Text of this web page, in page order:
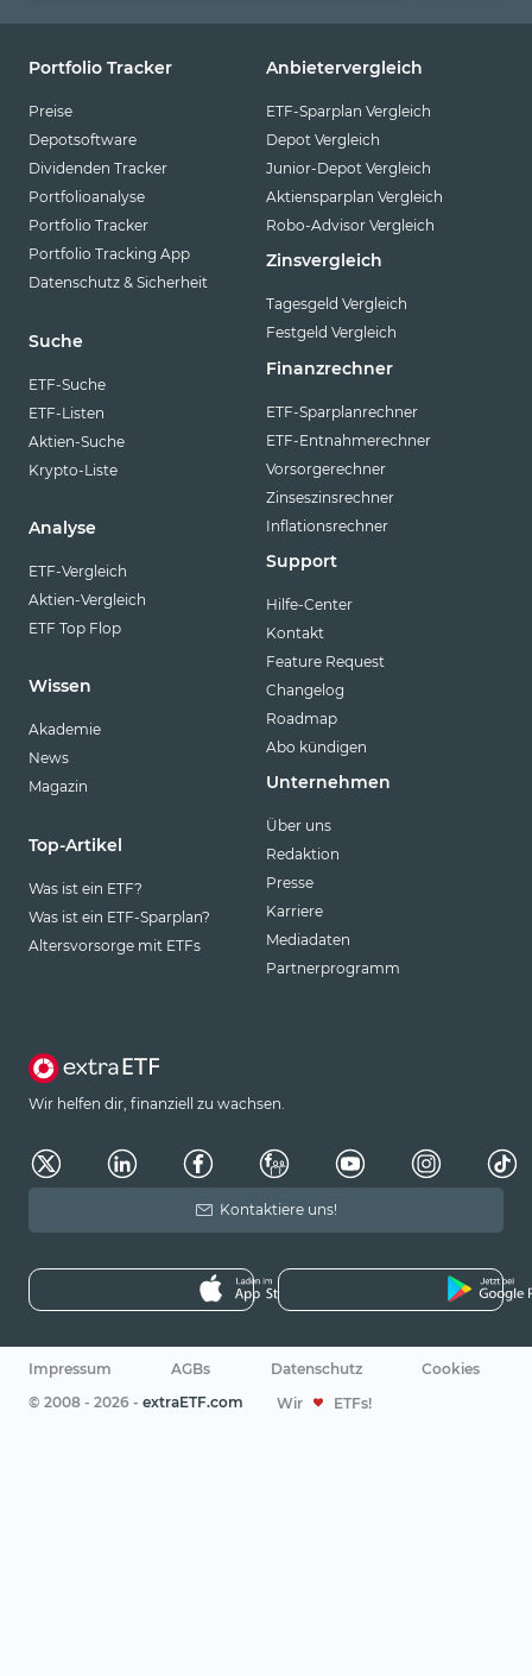
Portfolio Tracker
Preise
Depotsoftware
Dividenden Tracker
Portfolioanalyse
Portfolio Tracker
Portfolio Tracking App
Datenschutz & Sicherheit
Suche
ETF-Suche
ETF-Listen
Aktien-Suche
Krypto-Liste
Analyse
ETF-Vergleich
Aktien-Vergleich
ETF Top Flop
Wissen
Akademie
News
Magazin
Top-Artikel
Was ist ein ETF?
Was ist ein ETF-Sparplan?
Altersvorsorge mit ETFs
Anbietervergleich
ETF-Sparplan Vergleich
Depot Vergleich
Junior-Depot Vergleich
Aktiensparplan Vergleich
Robo-Advisor Vergleich
Zinsvergleich
Tagesgeld Vergleich
Festgeld Vergleich
Finanzrechner
ETF-Sparplanrechner
ETF-Entnahmerechner
Vorsorgerechner
Zinseszinsrechner
Inflationsrechner
Support
Hilfe-Center
Kontakt
Feature Request
Changelog
Roadmap
Abo kündigen
Unternehmen
Über uns
Redaktion
Presse
Karriere
Mediadaten
Partnerprogramm
Wir helfen dir, finanziell zu wachsen.
Kontaktiere uns!
Impressum AGBs Datenschutz
Cookies
© 2008 - 2026 - extraETF.com Wir ETFs!